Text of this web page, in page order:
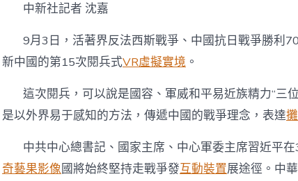
中新社記者 沈嘉
9月3日，活著界反法西斯戰爭、中國抗日戰爭勝利
新中國的第15次閱兵式VR虛擬實境 。
這次閱兵，可以說是國容、軍威和平易近族精力“三
是以外界易于感知的方法，傳遞中國的戰爭理念，表達
中共中心總書記、國家主席、中心軍委主席習近平
奇藝果影像國將始終堅持走戰爭發互動裝置展途徑。中